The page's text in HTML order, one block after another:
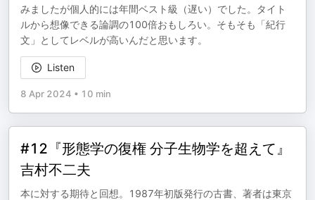
みましたが個人的には年間ベスト級（遅い）でした。タイト
ルから想像できる論調の100倍おもしろい。そもそも「紀行
文」としてレベルが高いんだと思います。
Listen
8 Apr 2024 • 10 min
#12『形態学の復権 分子生物学を超えて』
吉村不二夫
本に対する期待と回想。1987年初版発行の古書、著者は東京